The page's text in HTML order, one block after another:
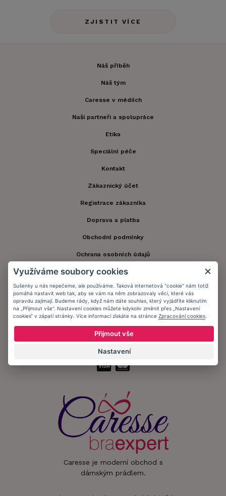
ZJISTIT VÍCE
Caresse je moderní obchod s
dámským prádlem.
Náš příběh
Náš tým
Caresse v médiích
Naši partneři a spolupráce
Etika
Speciální péče
Kontakt
Zákaznický účet
Registrace zákazníka
Doprava a platba
Obchodní podmínky
Ochrana osobních údajů
Informační memorandum
Zůstaňte s námi v kontaktu.
Přijímáme platby:
Využíváme soubory cookies
Sušenky u nás nepečeme, ale používáme. Taková internetová "cookie" nám totiž
pomáhá nastavit web tak, aby se vám na něm zobrazovaly věci, které vás
opravdu zajímají. Budeme rády, když nám dáte souhlas, který vyjádříte kliknutím
na „Přijmout vše“. Nastavení cookies můžete kdykoliv změnit přes „Nastavení
cookies“ v zápatí stránky. Více informací získáte na stránce Zpracování cookies
Přijmout vše
Nastavení